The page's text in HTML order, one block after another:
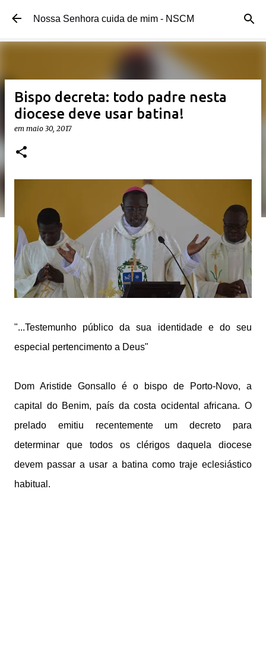
Pular para o conteúdo principal
Nossa Senhora cuida de mim - NSCM
Bispo decreta: todo padre nesta
diocese deve usar batina!
em maio 30, 2017
"...Testemunho público da sua identidade e do seu
especial pertencimento a Deus"
Dom Aristide Gonsallo é o bispo de Porto-Novo, a
capital do Benim, país da costa ocidental africana. O
prelado emitiu recentemente um decreto para
determinar que todos os clérigos daquela diocese
devem passar a usar a batina como traje eclesiástico
habitual.